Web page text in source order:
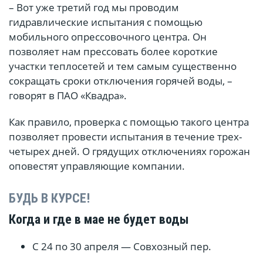
– Вот уже третий год мы проводим
гидравлические испытания с помощью
мобильного опрессовочного центра. Он
позволяет нам прессовать более короткие
участки теплосетей и тем самым существенно
сокращать сроки отключения горячей воды, –
говорят в ПАО «Квадра».
Как правило, проверка с помощью такого центра
позволяет провести испытания в течение трех-
четырех дней. О грядущих отключениях горожан
оповестят управляющие компании.
БУДЬ В КУРСЕ!
Когда и где в мае не будет воды
С 24 по 30 апреля — Совхозный пер.